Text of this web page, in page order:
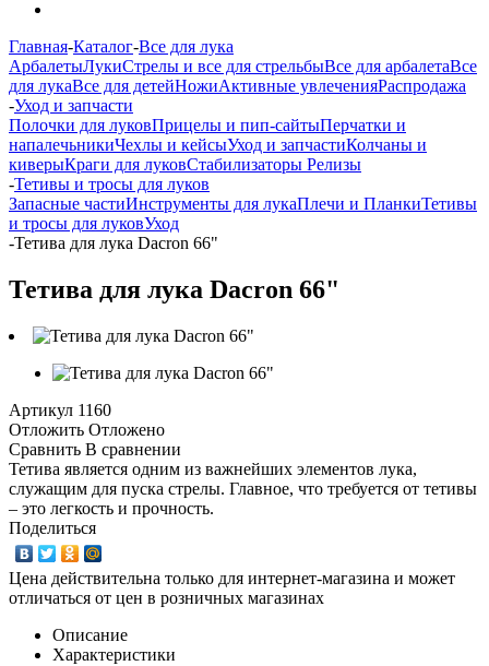
Главная-Каталог-Все для лука
АрбалетыЛукиСтрелы и все для стрельбыВсе для арбалетаВсе
для лукаВсе для детейНожиАктивные увлеченияРаспродажа
-Уход и запчасти
Полочки для луковПрицелы и пип-сайтыПерчатки и
напалечьникиЧехлы и кейсыУход и запчастиКолчаны и
киверыКраги для луковСтабилизаторы Релизы
-Тетивы и тросы для луков
Запасные частиИнструменты для лукаПлечи и ПланкиТетивы
и тросы для луковУход
-Тетива для лука Dacron 66"
Тетива для лука Dacron 66"
Артикул 1160
Отложить Отложено
Сравнить В сравнении
Тетива является одним из важнейших элементов лука,
служащим для пуска стрелы. Главное, что требуется от тетивы
– это легкость и прочность.
Поделиться
Цена действительна только для интернет-магазина и может
отличаться от цен в розничных магазинах
Описание
Характеристики